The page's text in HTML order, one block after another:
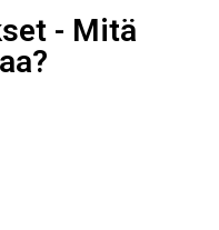
- Mitä